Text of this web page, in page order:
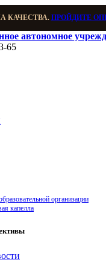
КАЧЕСТВА. ПРОЙДИТЕ
автономное
65
организации
капелла